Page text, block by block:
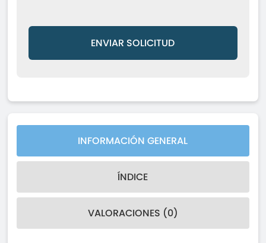
ENVIAR SOLICITUD
INFORMACIÓN GENERAL
ÍNDICE
VALORACIONES (0)